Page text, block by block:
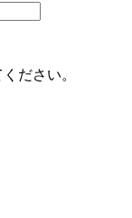
ださい。